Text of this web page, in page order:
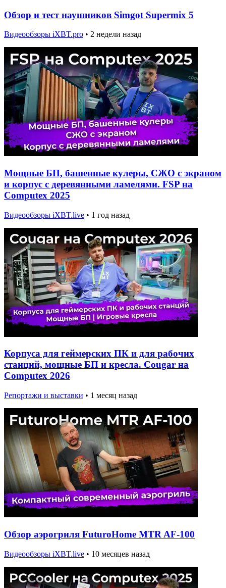
Обзор и тест наушников Simgot Supermix 5
Видеообзоры iXBT.pro • 2 недели назад
Мощные БП, башенные кулеры, СЖО с экраном
и корпус с деревянными ламелями. FSP на
Computex 2025
Видеообзоры iXBT.live • 1 год назад
Корпуса для геймерских ПК и для рабочих
станций, мощные БП и кресла. Cougar на
Computex 2026
Репортажи и выставки • 1 месяц назад
Обзор аэрогриля FuturoHome MTR AF-100
Видеообзоры iXBT.live • 10 месяцев назад